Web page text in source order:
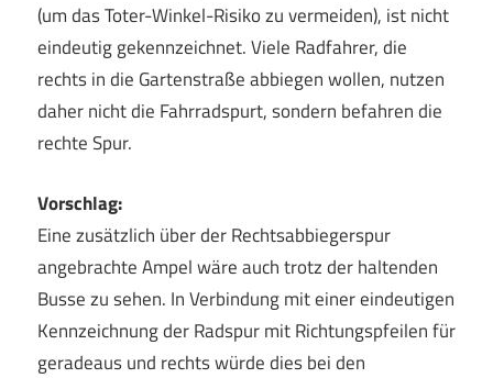
(um das Toter-Winkel-Risiko zu vermeiden), ist nicht
eindeutig gekennzeichnet. Viele Radfahrer, die
rechts in die Gartenstraße abbiegen wollen, nutzen
daher nicht die Fahrradspurt, sondern befahren die
rechte Spur.
Vorschlag:
Eine zusätzlich über der Rechtsabbiegerspur
angebrachte Ampel wäre auch trotz der haltenden
Busse zu sehen. In Verbindung mit einer eindeutigen
Kennzeichnung der Radspur mit Richtungspfeilen für
geradeaus und rechts würde dies bei den